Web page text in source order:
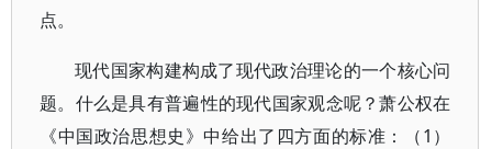
点。
现代国家构建构成了现代政治理论的一个核心问
题。什么是具有普遍性的现代国家观念呢？萧公权在
《中国政治思想史》中给出了四方面的标准：（1）